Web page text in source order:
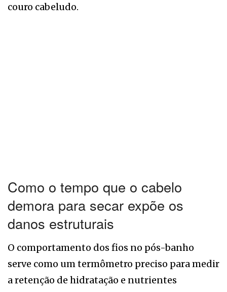
couro cabeludo.
Como o tempo que o cabelo
demora para secar expõe os
danos estruturais
O comportamento dos fios no pós-banho
serve como um termômetro preciso para medir
a retenção de hidratação e nutrientes